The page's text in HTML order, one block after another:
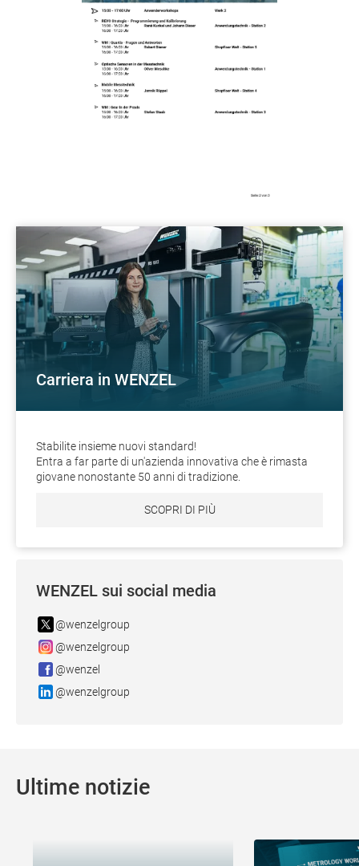
Carriera in WENZEL
Stabilite insieme nuovi standard!
Entra a far parte di un'azienda innovativa che è rimasta
giovane nonostante 50 anni di tradizione.
SCOPRI DI PIÙ
WENZEL sui social media
@wenzelgroup
@wenzelgroup
@wenzel
@wenzelgroup
Ultime notizie